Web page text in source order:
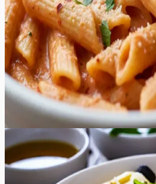
roosaka varjundi tõttu, muutes
nii romantiliseks õhtusöögiks kui
koosviibimiseks. See pasta
kerge pearooga või värske
lohutavat ja samas elegantset
on täidlane ja rahuldustpakkuv,
restorani tasemel peen.
20min
Lihtne
5.0Hinnang:(5)
Pesto pasta kana ja
tomatitega